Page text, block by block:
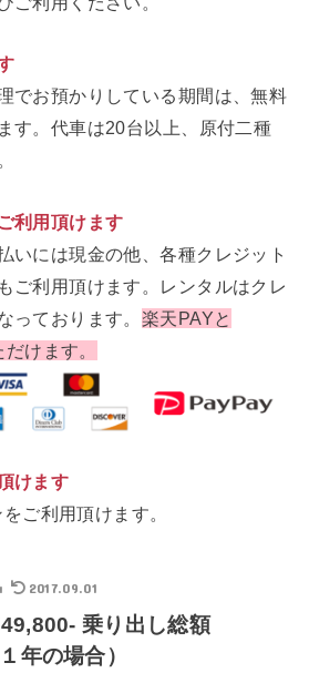
でお預かりしている期間は、無料
す。代車は20台以上、原付二種
利用頂けます
いには現金の他、各種クレジット
ご利用頂けます。レンタルはクレ
っております。 楽天PAYと
けます。
けます
ご利用頂けます。
2017.09.01
乗り出し総額
年の場合）